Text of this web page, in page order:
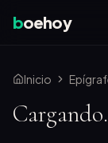
boehoy
Inicio